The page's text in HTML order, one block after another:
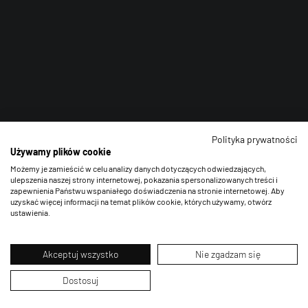
Polityka prywatności
Używamy plików cookie
Możemy je zamieścić w celu analizy danych dotyczących odwiedzających,
ulepszenia naszej strony internetowej, pokazania spersonalizowanych treści i
zapewnienia Państwu wspaniałego doświadczenia na stronie internetowej. Aby
uzyskać więcej informacji na temat plików cookie, których używamy, otwórz
ustawienia.
Akceptuj wszystko Nie zgadzam się
Dostosuj